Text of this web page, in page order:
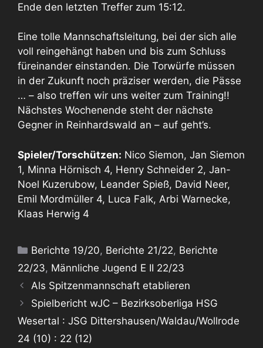
Ende den letzten Treffer zum 15:12.
Eine tolle Mannschaftsleitung, bei der sich alle
voll reingehängt haben und bis zum Schluss
füreinander einstanden. Die Torwürfe müssen
in der Zukunft noch präziser werden, die Pässe
… – also treffen wir uns weiter zum Training!!
Nächstes Wochenende steht der nächste
Gegner in Reinhardswald an – auf geht’s.
Spieler/Torschützen: Nico Siemon, Jan Siemon
1, Minna Hörnisch 4, Henry Schneider 2, Jan-
Noel Kuzerubow, Leander Spieß, David Neer,
Emil Mordmüller 4, Luca Falk, Arbi Warnecke,
Klaas Herwig 4
Kategorien
Berichte 19/20, Berichte 21/22, Berichte
22/23, Männliche Jugend E II 22/23
Als Spitzenmannschaft etablieren
Spielbericht wJC – Bezirksoberliga HSG
Wesertal : JSG Dittershausen/Waldau/Wollrode
24 (10) : 22 (12)